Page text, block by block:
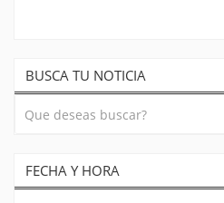
BUSCA TU NOTICIA
FECHA Y HORA